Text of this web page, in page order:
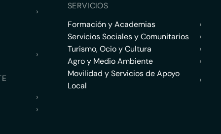
›
›
›
›
SERVICIOS
Formación y Academias
›
Servicios Sociales y Comunitarios
›
Turismo, Ocio y Cultura
›
Agro y Medio Ambiente
›
Movilidad y Servicios de Apoyo
Local
›